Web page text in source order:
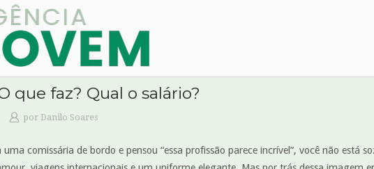
que faz? Qual o salário?
por Danilo Soares
comissária de bordo e pensou “essa profissão parece incrível”, você não está